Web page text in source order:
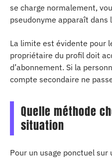
se charge normalement,
pseudonyme apparaît dans
La limite est évidente pour
propriétaire du profil doit
d’abonnement. Si la
compte secondaire ne
Quelle méthode
situation
Pour un usage ponctuel